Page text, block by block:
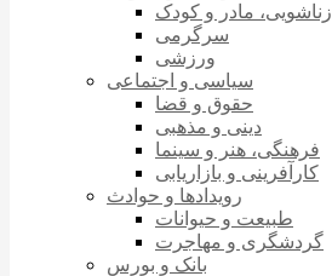
زناشویی، مادر و کودک
سرگرمی
ورزشی
سیاسی و اجتماعی
حقوق و قضا
دینی و مذهبی
فرهنگی، هنر و سینما
کارآفرینی و بازاریابی
رویدادها و حوادث
طبیعت و حیوانات
گردشگری و مهاجرت
بانک و بورس